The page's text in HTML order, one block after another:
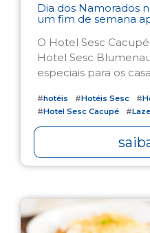
Dia dos Namorados
um fim de semana
O Hotel Sesc
Hotel Sesc
especiais para os
#hotéis #Hotéis Sesc #
#Hotel Sesc Cacupé #